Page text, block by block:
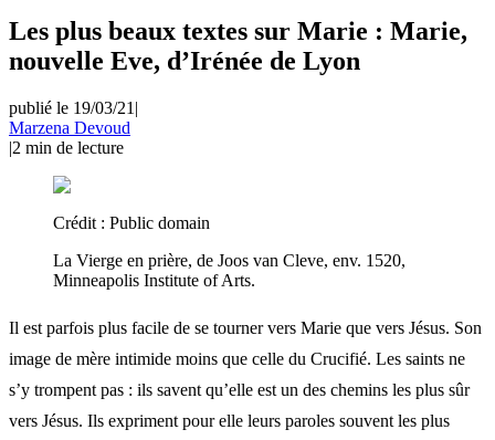
Les plus beaux textes sur Marie : Marie,
nouvelle Eve, d’Irénée de Lyon
publié le 19/03/21 |
Marzena Devoud
|2 min de lecture
Crédit : Public domain
La Vierge en prière, de Joos van Cleve, env. 1520,
Minneapolis Institute of Arts.
Il est parfois plus facile de se tourner vers Marie que vers Jésus. Son
image de mère intimide moins que celle du Crucifié. Les saints ne
s’y trompent pas : ils savent qu’elle est un des chemins les plus sûr
vers Jésus. Ils expriment pour elle leurs paroles souvent les plus